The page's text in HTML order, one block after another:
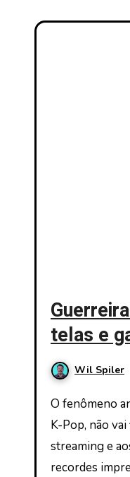
telas e
emWil Spiler
O fenômeno animado da Netflix, Guerreiras do
K-Pop, não
streaming e
recordes